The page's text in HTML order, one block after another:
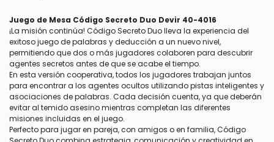
Juego de Mesa Código Secreto Duo Devir 40-4016
¡La misión continúa! Código Secreto Duo lleva la experiencia del
exitoso juego de palabras y deducción a un nuevo nivel,
permitiendo que dos o más jugadores colaboren para descubrir
agentes secretos antes de que se acabe el tiempo.
En esta versión cooperativa, todos los jugadores trabajan juntos
para encontrar a los agentes ocultos utilizando pistas inteligentes y
asociaciones de palabras. Cada decisión cuenta, ya que deberán
evitar al temido asesino mientras completan las diferentes
misiones incluidas en el juego.
Perfecto para jugar en pareja, con amigos o en familia, Código